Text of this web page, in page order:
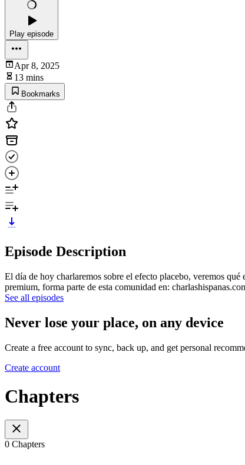
Play episode
Apr 8, 2025
13 mins
Bookmarks
Episode Description
El día de hoy charlaremos sobre el efecto placebo, veremos
premium, forma parte de esta comunidad en:
See all episodes
Never lose your place, on any device
Create a free account to sync, back up, and get personal
Create account
Chapters
0 Chapters